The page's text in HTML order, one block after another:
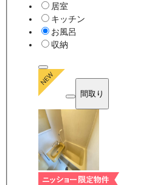
居室
キッチン
お風呂
収納
間取り